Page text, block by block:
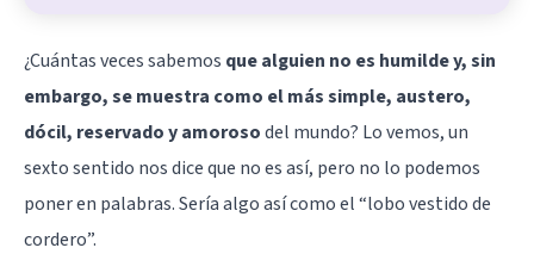
¿Cuántas veces sabemos que alguien no es humilde y, sin
embargo, se muestra como el más simple, austero,
dócil, reservado y amorosodel mundo? Lo vemos, un
sexto sentido nos dice que no es así, pero no lo podemos
poner en palabras. Sería algo así como el “lobo vestido de
cordero”.